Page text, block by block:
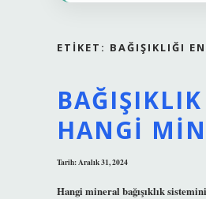
ETIKET: BAĞIŞIKLIĞI
HANGI
Tarih: Aralık 31, 2024
Hangi mineral bağışıklık